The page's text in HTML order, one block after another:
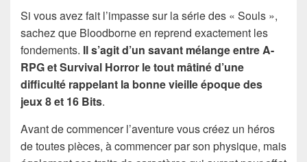
Si vous avez fait l’impasse sur la série des « Souls »,
sachez que Bloodborne en reprend exactement les
fondements. Il s’agit d’un savant mélange entre A-
RPG et Survival Horror le tout mâtiné d’une
difficulté rappelant la bonne vieille époque des
jeux 8 et 16 Bits.
Avant de commencer l’aventure vous créez un héros
de toutes pièces, à commencer par son physique, mais